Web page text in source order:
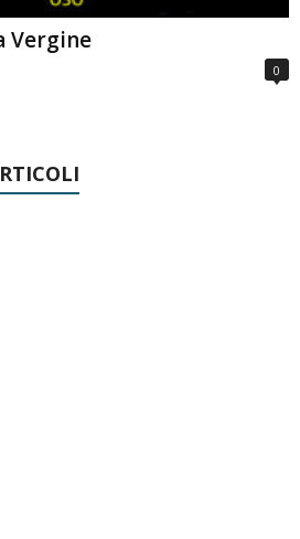
Vergine
0